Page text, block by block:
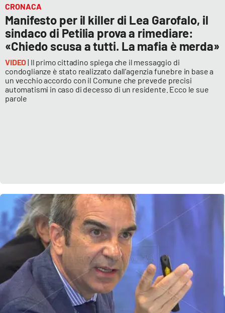
APP
Android
Apple
CRONACA
Manifesto per il killer di Lea Garofalo, il
sindaco di Petilia prova a rimediare:
«Chiedo scusa a tutti. La mafia è merda»
VIDEO| Il primo cittadino spiega che il messaggio di
condoglianze è stato realizzato dall’agenzia funebre in base a
un vecchio accordo con il Comune che prevede precisi
automatismi in caso di decesso di un residente. Ecco le sue
parole